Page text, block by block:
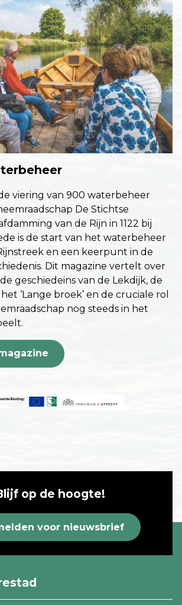
viering van 900 waterbeheer
De Stichtse
van de Rijn in 1122 bij
is de start van het waterbeheer
en een keerpunt in de
Dit magazine vertelt over
geschiedeins van de Lekdijk, de
‘Lange broek’ en de cruciale rol
nog steeds in het
op de hoogte!
voor nieuwsbrief